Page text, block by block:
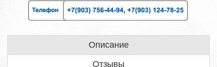
Описание
Отзывы